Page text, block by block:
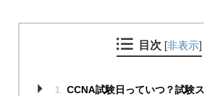
目次 [非表示]
1 CCNA試験日っていつ？試験